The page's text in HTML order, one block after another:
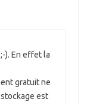
). En effet la
gratuit ne
est